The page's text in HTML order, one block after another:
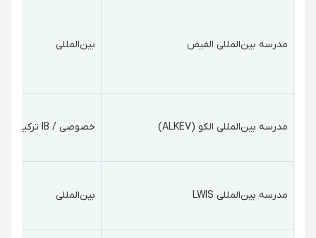
مدرسه بین‌المللی الفیض بین‌المللی
مدرسه بین‌المللی الکو (ALKEV) خصوصی / IB ترکیبی
مدرسه بین‌المللی LWIS بین‌المللی